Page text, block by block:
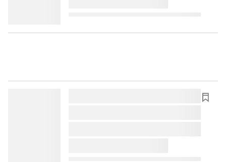
lorem ipsum dolor sit amet ...